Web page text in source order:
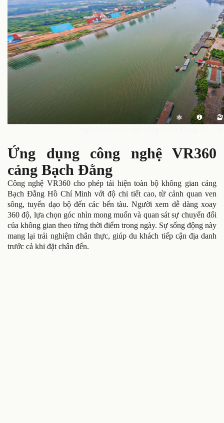
Ứng dụng công nghệ VR360
cảng Bạch Đằng
Công nghệ VR360 cho phép tái hiện toàn bộ không gian cảng
Bạch Đằng Hồ Chí Minh với độ chi tiết cao, từ cảnh quan ven
sông, tuyến dạo bộ đến các bến tàu. Người xem dễ dàng xoay
360 độ, lựa chọn góc nhìn mong muốn và quan sát sự chuyển đổi
của không gian theo từng thời điểm trong ngày. Sự sống động này
mang lại trải nghiệm chân thực, giúp du khách tiếp cận địa danh
trước cả khi đặt chân đến.